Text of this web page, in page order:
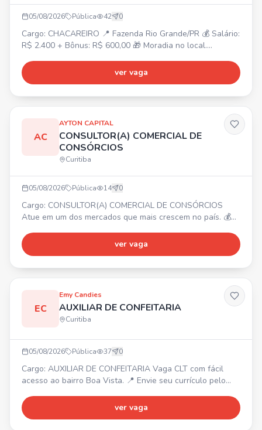
05/08/2026 Pública 42 0
Cargo: CHACAREIRO 📍 Fazenda Rio Grande/PR 💰 Salário:
R$ 2.400 + Bônus: R$ 600,00 🎁 Moradia no local.
de grama, jardim, horta, pomar, limpeza e pequenos
reparos. Requisitos: Experiência como chacareiro/caseiro,
ver vaga
AC
AYTON CAPITAL
CONSULTOR(A) COMERCIAL DE
CONSÓRCIOS
Curitiba
05/08/2026 Pública 14 0
Cargo: CONSULTOR(A) COMERCIAL DE CONSÓRCIOS
Atue em um dos mercados que mais crescem no país. 💰
comissionado sem teto de ganhos. ✨ Para início imediato.
🧑‍💻 Treinamento completo, suporte e ferramentas. 📈
ver vaga
EC
Emy Candies
AUXILIAR DE CONFEITARIA
Curitiba
05/08/2026 Pública 37 0
Cargo: AUXILIAR DE CONFEITARIA Vaga CLT com fácil
acesso ao bairro Boa Vista. 📍 Envie seu currículo pelo
ver vaga